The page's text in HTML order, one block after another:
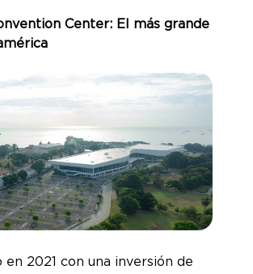
Center: El más grande
en 2021 con una inversión de